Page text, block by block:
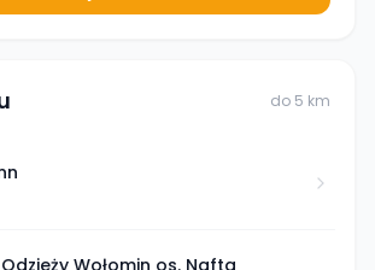
do 5 km
Wołomin os. Nafta